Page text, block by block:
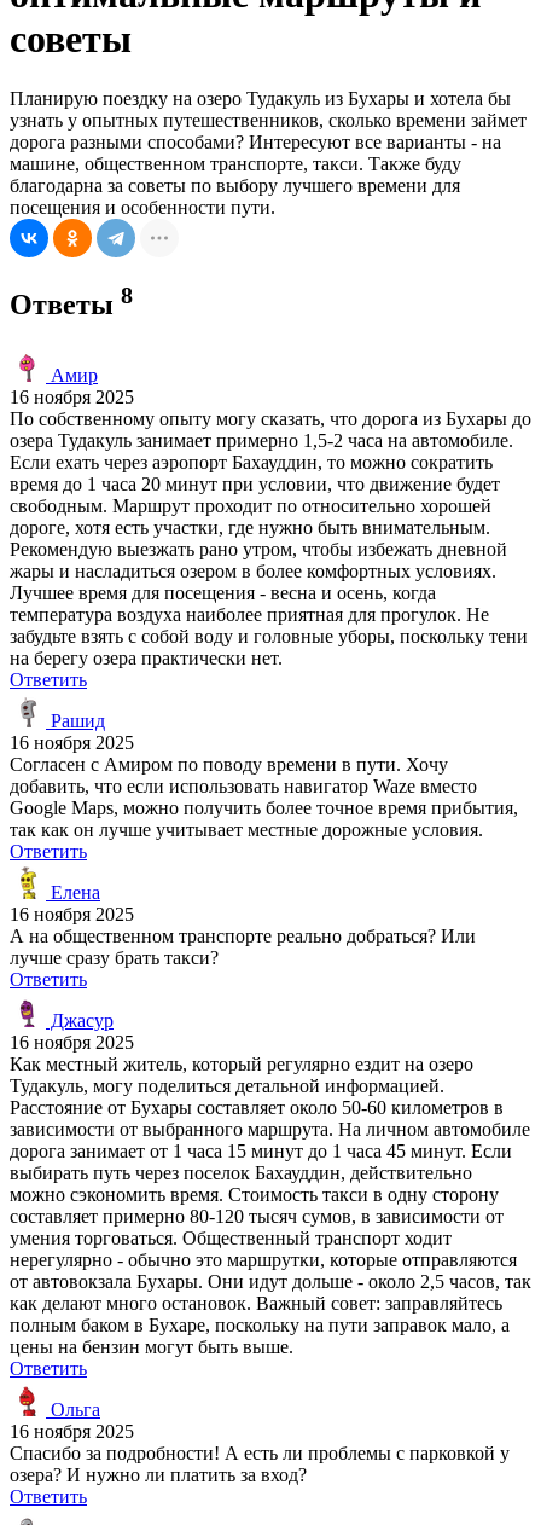
советы
Планирую поездку на озеро Тудакуль из Бухары и хотела бы
узнать у опытных путешественников, сколько времени займет
дорога разными способами? Интересуют все варианты - на
машине, общественном транспорте, такси. Также буду
благодарна за советы по выбору лучшего времени для
посещения и особенности пути.
Ответы 8
Амир
16 ноября 2025
По собственному опыту могу сказать, что дорога из Бухары до
озера Тудакуль занимает примерно 1,5-2 часа на автомобиле.
Если ехать через аэропорт Бахауддин, то можно сократить
время до 1 часа 20 минут при условии, что движение будет
свободным. Маршрут проходит по относительно хорошей
дороге, хотя есть участки, где нужно быть внимательным.
Рекомендую выезжать рано утром, чтобы избежать дневной
жары и насладиться озером в более комфортных условиях.
Лучшее время для посещения - весна и осень, когда
температура воздуха наиболее приятная для прогулок. Не
забудьте взять с собой воду и головные уборы, поскольку тени
на берегу озера практически нет.
Ответить
Рашид
16 ноября 2025
Согласен с Амиром по поводу времени в пути. Хочу
добавить, что если использовать навигатор Waze вместо
Google Maps, можно получить более точное время прибытия,
так как он лучше учитывает местные дорожные условия.
Ответить
Елена
16 ноября 2025
А на общественном транспорте реально добраться? Или
лучше сразу брать такси?
Ответить
Джасур
16 ноября 2025
Как местный житель, который регулярно ездит на озеро
Тудакуль, могу поделиться детальной информацией.
Расстояние от Бухары составляет около 50-60 километров в
зависимости от выбранного маршрута. На личном автомобиле
дорога занимает от 1 часа 15 минут до 1 часа 45 минут. Если
выбирать путь через поселок Бахауддин, действительно
можно сэкономить время. Стоимость такси в одну сторону
составляет примерно 80-120 тысяч сумов, в зависимости от
умения торговаться. Общественный транспорт ходит
нерегулярно - обычно это маршрутки, которые отправляются
от автовокзала Бухары. Они идут дольше - около 2,5 часов, так
как делают много остановок. Важный совет: заправляйтесь
полным баком в Бухаре, поскольку на пути заправок мало, а
цены на бензин могут быть выше.
Ответить
Ольга
16 ноября 2025
Спасибо за подробности! А есть ли проблемы с парковкой у
озера? И нужно ли платить за вход?
Ответить